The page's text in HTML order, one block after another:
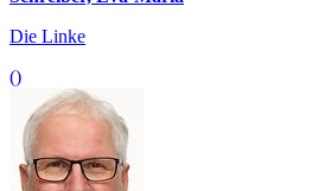
Die Linke
()